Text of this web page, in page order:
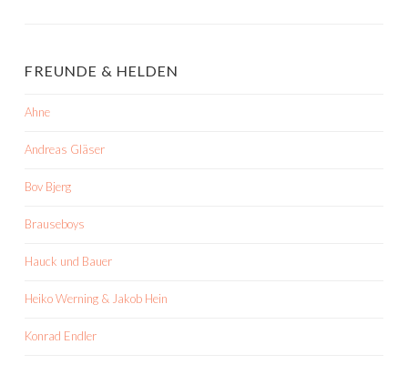
FREUNDE & HELDEN
Ahne
Andreas Gläser
Bov Bjerg
Brauseboys
Hauck und Bauer
Heiko Werning & Jakob Hein
Konrad Endler